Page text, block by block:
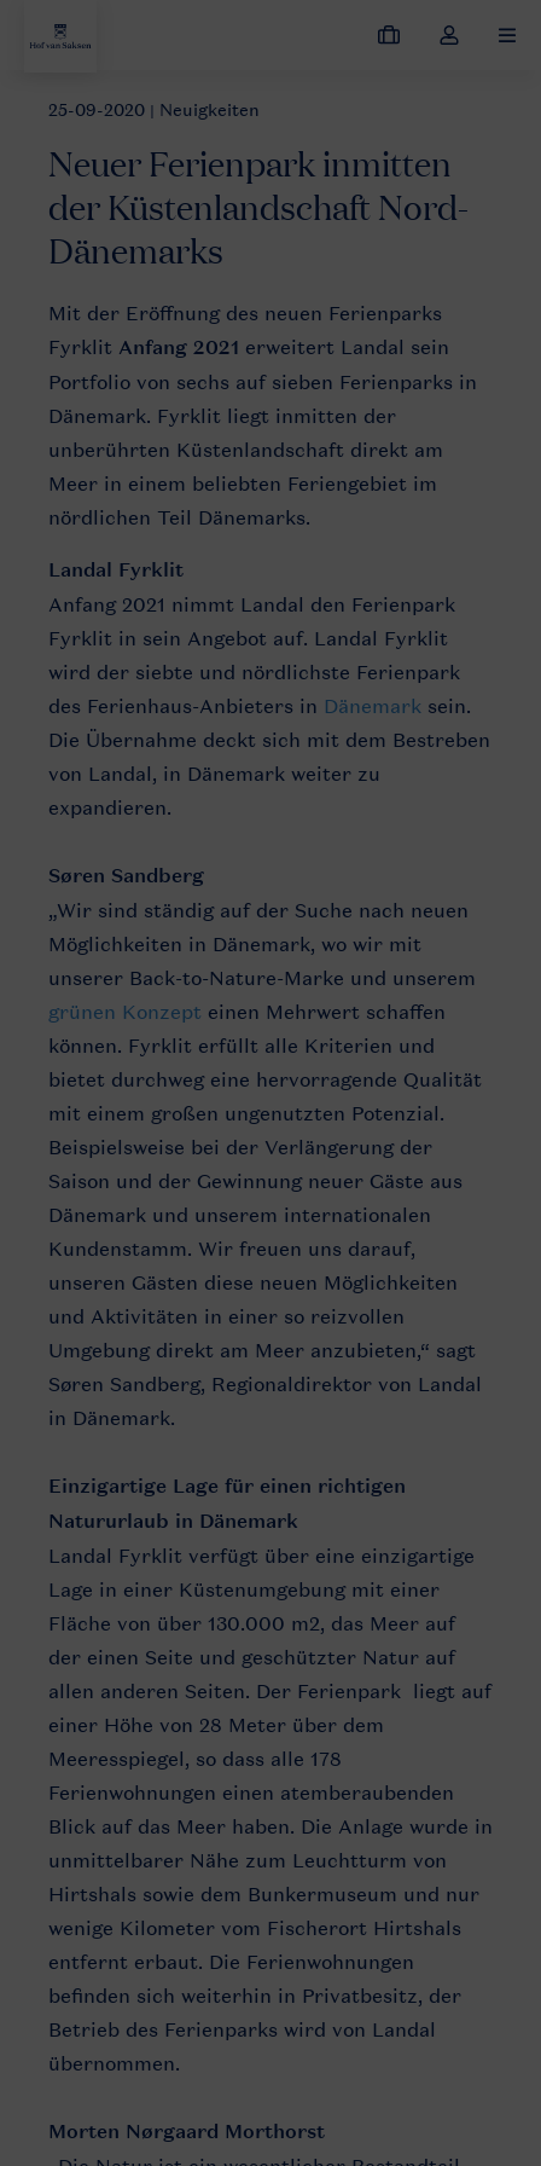
Meine
Dropdown-
Landal Fyrklit: neuer Ferienpark in Dänemark
25-09-2020 | Neuigkeiten
Neuer Ferienpark inmitten
der Küstenlandschaft Nord-
Dänemarks
Ferienpark
Dänemark
Mit der Eröffnung des neuen Ferienparks
Fyrklit Anfang 2021 erweitert Landal sein
Portfolio von sechs auf sieben Ferienparks in
Dänemark. Fyrklit liegt inmitten der
unberührten Küstenlandschaft direkt am
Meer in einem beliebten Feriengebiet im
nördlichen Teil Dänemarks.
Landal Fyrklit
Anfang 2021 nimmt Landal den Ferienpark
Fyrklit in sein Angebot auf. Landal Fyrklit
wird der siebte und nördlichste Ferienpark
des Ferienhaus-Anbieters in Dänemark sein.
Die Übernahme deckt sich mit dem Bestreben
von Landal, in Dänemark weiter zu
expandieren.
Søren Sandberg
„Wir sind ständig auf der Suche nach neuen
Möglichkeiten in Dänemark, wo wir mit
unserer Back-to-Nature-Marke und unserem
grünen Konzept einen Mehrwert schaffen
können. Fyrklit erfüllt alle Kriterien und
bietet durchweg eine hervorragende Qualität
mit einem großen ungenutzten Potenzial.
Beispielsweise bei der Verlängerung der
Saison und der Gewinnung neuer Gäste aus
Dänemark und unserem internationalen
Kundenstamm. Wir freuen uns darauf,
unseren Gästen diese neuen Möglichkeiten
und Aktivitäten in einer so reizvollen
Umgebung direkt am Meer anzubieten,“ sagt
Søren Sandberg, Regionaldirektor von Landal
in Dänemark.
Einzigartige Lage für einen richtigen
Natururlaub in Dänemark
Landal Fyrklit verfügt über eine einzigartige
Lage in einer Küstenumgebung mit einer
Fläche von über 130.000 m2, das Meer auf
der einen Seite und geschützter Natur auf
allen anderen Seiten. Der Ferienpark liegt auf
einer Höhe von 28 Meter über dem
Meeresspiegel, so dass alle 178
Ferienwohnungen einen atemberaubenden
Blick auf das Meer haben. Die Anlage wurde in
unmittelbarer Nähe zum Leuchtturm von
Hirtshals sowie dem Bunkermuseum und nur
wenige Kilometer vom Fischerort Hirtshals
entfernt erbaut. Die Ferienwohnungen
befinden sich weiterhin in Privatbesitz, der
Betrieb des Ferienparks wird von Landal
übernommen.
Morten Nørgaard Morthorst